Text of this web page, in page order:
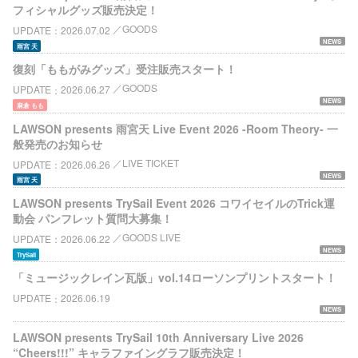
フィシャルグッズ販売決定！
UPDATE 2026.07.02 GOODS
NEWS
雨宮 天
復刻「ももがみグッズ」受注販売スタート！
UPDATE 2026.06.27 GOODS
NEWS
麻倉 もも
LAWSON presents 雨宮天 Live Event 2026 -Room Theory- 一
般発売のお知らせ
UPDATE 2026.06.26 LIVE TICKET
NEWS
雨宮 天
LAWSON presents TrySail Event 2026 コワイセイルのTrick運
動会 パンフレット質問大募集！
UPDATE 2026.06.22 GOODS LIVE
NEWS
TrySail
「ミュージックレイン瓦版」vol.14ローソンプリントスタート！
UPDATE 2026.06.19
NEWS
LAWSON presents TrySail 10th Anniversary Live 2026
“Cheers!!!” キャラファイングラフ販売決定！